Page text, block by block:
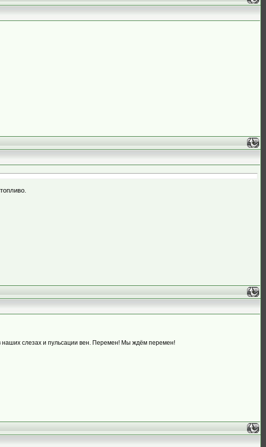
слезах и пульсации вен. Перемен! Мы ждём перемен!